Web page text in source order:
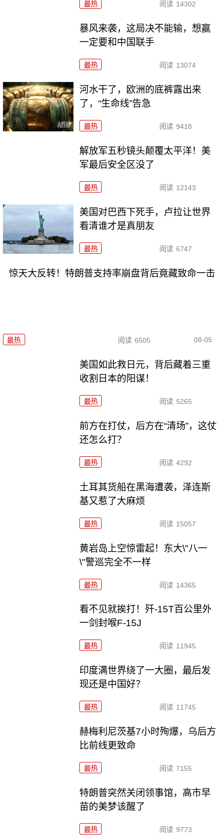
最热 阅读 14302
暴风来袭，这局决不能输，想赢
一定要和中国联手
最热 阅读 13074
河水干了，欧洲的底裤露出来
了，“生命线”告急
最热 阅读 9418
解放军五秒镜头颠覆太平洋！美
军最后安全区没了
最热 阅读 12143
美国对巴西下死手，卢拉让世界
看清谁才是真朋友
最热 阅读 6747
惊天大反转！特朗普支持率崩盘背后竟藏致命一击
最热 阅读 6505 08-05
美国如此救日元，背后藏着三重
收割日本的阳谋！
最热 阅读 5265
前方在打仗，后方在“清场”，这仗
还怎么打？
最热 阅读 4292
土耳其货船在黑海遭袭，泽连斯
基又惹了大麻烦
最热 阅读 15057
黄岩岛上空惊雷起！东大\"八一
\"警巡完全不一样
最热 阅读 14365
看不见就挨打！歼-15T百公里外
一剑封喉F-15J
最热 阅读 11945
印度满世界绕了一大圈，最后发
现还是中国好？
最热 阅读 11745
赫梅利尼茨基7小时殉爆，乌后方
比前线更致命
最热 阅读 7155
特朗普突然关闭领事馆，高市早
苗的美梦该醒了
最热 阅读 9773